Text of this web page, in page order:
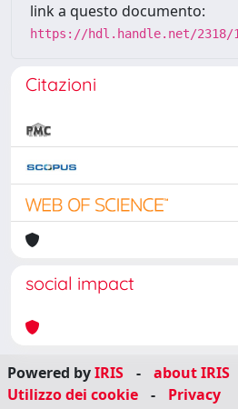
link a questo documento:
https://hdl.handle.net/2318/
Citazioni
social impact
Powered byIRIS - about IRIS
Utilizzo dei cookie
- Privacy